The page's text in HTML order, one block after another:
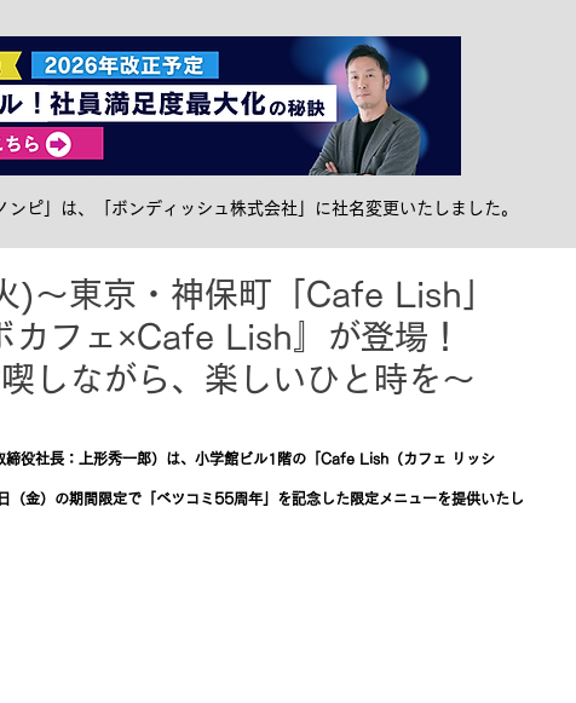
ケータリング サステナブル メンバー紹介
)〜東京・神保町「Cafe Lish」
カフェ×Cafe Lish』が登場！
しながら、楽しいひと時を～
役社長：上形秀一郎）は、小学館ビル1階の「Cafe Lish（カフェ リッシ
金）の期間限定で「ベツコミ55周年」を記念した限定メニューを提供いたし
ピ」は、「ボンディッシュ株式会社」に社名変更いたしました。